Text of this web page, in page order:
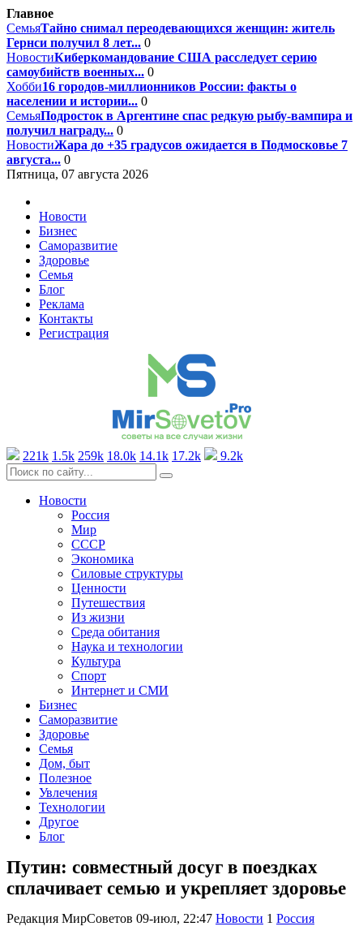
Главное
СемьяТайно снимал переодевающихся женщин: житель
Гернси получил 8 лет... 0
НовостиКиберкомандование США расследует серию
самоубийств военных... 0
Хобби16 городов-миллионников России: факты о
населении и истории... 0
СемьяПодросток в Аргентине спас редкую рыбу-вампира и
получил награду... 0
НовостиЖара до +35 градусов ожидается в Подмосковье 7
августа... 0
Пятница, 07 августа 2026
Новости
Бизнес
Саморазвитие
Здоровье
Семья
Блог
Реклама
Контакты
Регистрация
221k 1.5k 259k 18.0k 14.1k 17.2k 9.2k
Новости
Россия
Мир
СССР
Экономика
Силовые структуры
Ценности
Путешествия
Из жизни
Среда обитания
Наука и технологии
Культура
Спорт
Интернет и СМИ
Бизнес
Саморазвитие
Здоровье
Семья
Дом, быт
Полезное
Увлечения
Технологии
Другое
Блог
Путин: совместный досуг в поездках
сплачивает семью и укрепляет здоровье
Редакция МирСоветов 09-июл, 22:47 Новости 1 Россия